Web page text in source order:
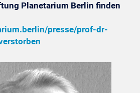
Planetarium Berlin finden
presse/prof-dr-